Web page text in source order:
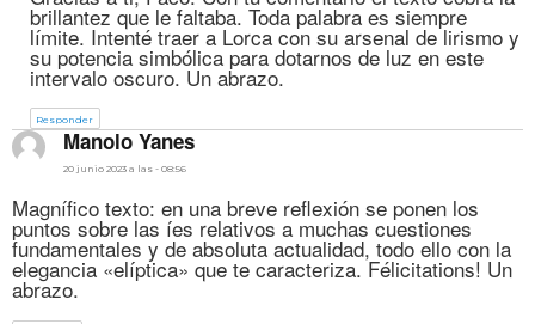
brillantez que le faltaba. Toda palabra es siempre
límite. Intenté traer a Lorca con su arsenal de lirismo y
su potencia simbólica para dotarnos de luz en este
intervalo oscuro. Un abrazo.
Responder
Manolo Yanesdice:
20 junio 2023 a las - 08:56
Magnífico texto: en una breve reflexión se ponen los
puntos sobre las íes relativos a muchas cuestiones
fundamentales y de absoluta actualidad, todo ello con la
elegancia «elíptica» que te caracteriza. Félicitations! Un
abrazo.